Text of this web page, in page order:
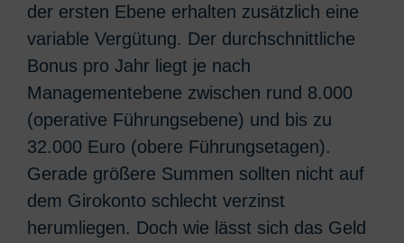
der ersten Ebene erhalten zusätzlich eine
variable Vergütung. Der durchschnittliche
Bonus pro Jahr liegt je nach
Managementebene zwischen rund 8.000
(operative Führungsebene) und bis zu
32.000 Euro (obere Führungsetagen).
Gerade größere Summen sollten nicht auf
dem Girokonto schlecht verzinst
herumliegen. Doch wie lässt sich das Geld